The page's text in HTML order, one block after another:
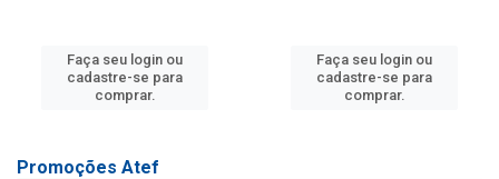
Faça seu login ou
cadastre-se para
comprar.
Faça seu login ou
cadastre-se para
comprar.
Promoções Atef